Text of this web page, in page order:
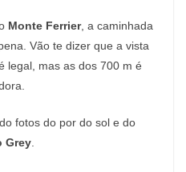
Monte Ferrier, a caminhada
Vão te dizer que a vista
legal, mas as dos 700 m é
fotos do por do sol e do
Grey.